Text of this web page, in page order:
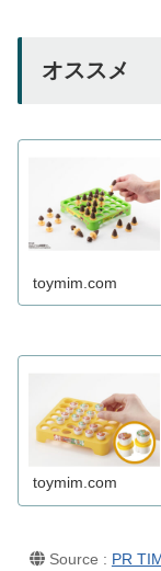
オススメ
toymim.com
toymim.com
Source : PR